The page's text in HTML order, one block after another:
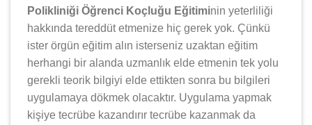
Polikliniği Öğrenci Koçluğu Eğitiminin yeterliliği
hakkında tereddüt etmenize hiç gerek yok. Çünkü
ister örgün eğitim alın isterseniz uzaktan eğitim
herhangi bir alanda uzmanlık elde etmenin tek yolu
gerekli teorik bilgiyi elde ettikten sonra bu bilgileri
uygulamaya dökmek olacaktır. Uygulama yapmak
kişiye tecrübe kazandırır tecrübe kazanmak da